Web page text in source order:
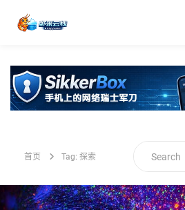
首页 Tag: 探索